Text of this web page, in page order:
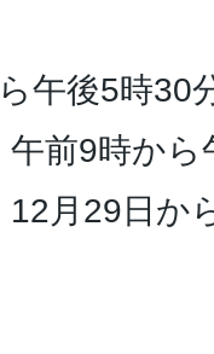
午後5時30
午前9時か
12月29日